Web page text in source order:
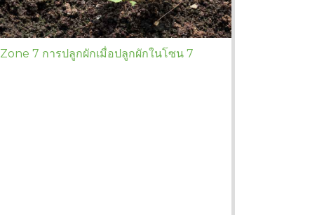
Zone 7 การปลูกผักเมื่อปลูกผักในโซน 7